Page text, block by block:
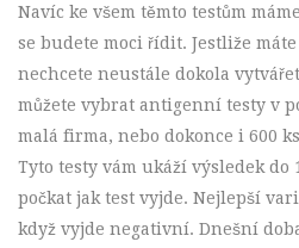
Navíc ke všem těmto testům
se budete moci řídit. Jestliže
nechcete neustále dokola
můžete vybrat antigenní testy v
malá firma, nebo dokonce i 600
Tyto testy vám ukáží výsledek do
počkat jak test vyjde. Nejlepší
když vyjde negativní. Dnešní